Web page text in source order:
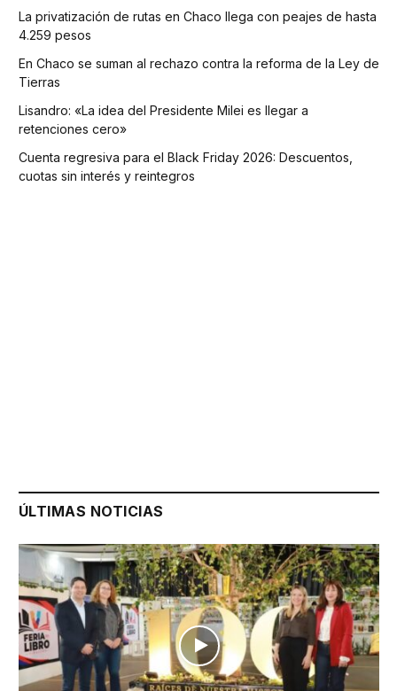
La privatización de rutas en Chaco llega con peajes de hasta
4.259 pesos
En Chaco se suman al rechazo contra la reforma de la Ley de
Tierras
Lisandro: «La idea del Presidente Milei es llegar a
retenciones cero»
Cuenta regresiva para el Black Friday 2026: Descuentos,
cuotas sin interés y reintegros
ÚLTIMAS NOTICIAS